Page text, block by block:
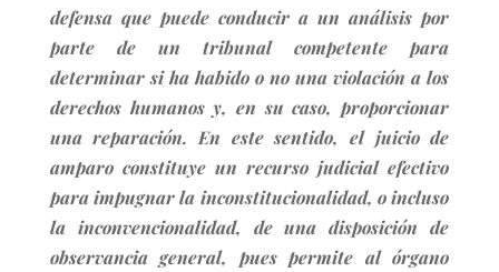
defensa que puede conducir a un análisis por
parte de un tribunal competente para
determinar si ha habido o no una violación a los
derechos humanos y, en su caso, proporcionar
una reparación. En este sentido, el juicio de
amparo constituye un recurso judicial efectivo
para impugnar la inconstitucionalidad, o incluso
la inconvencionalidad, de una disposición de
observancia general, pues permite al órgano